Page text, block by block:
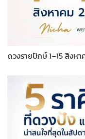
ดวงรายปักษ์ 1–15 สิง